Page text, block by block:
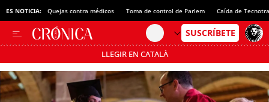
ES NOTICIA: Quejas contra médicos Toma de control de Parlem Caída de
LLEGIR EN CATALÀ
Pásate al MODO AHORRO